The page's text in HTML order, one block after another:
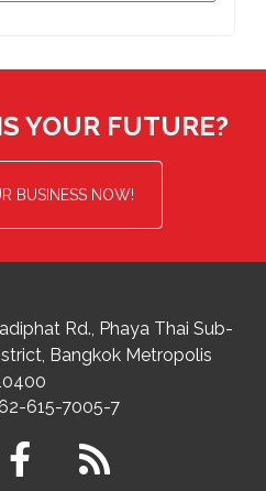
YOUR FUTURE?
BUSINESS NOW!
Rd., Phaya Thai Sub-
, Bangkok Metropolis
615-7005-7